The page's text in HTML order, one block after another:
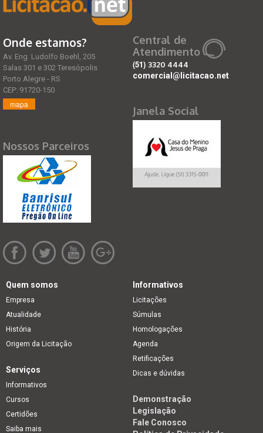
Onde estamos?
Av. Eng. Ludolfo Boehl, 205
Salas 301 e 302 Teresópolis
Porto Alegre - RS
CEP: 91720-150
mapa
Nossos Parceiros
Central de
Atendimento
(51) 3320 4444
comercial@licitacao.net
Janela Social
Quem somos
Empresa
Atualidade
História
Origem da Licitação
Informativos
Licitações
Súmulas
Homologações
Agenda
Retificações
Dicas e dúvidas
Serviços
Informativos
Cursos
Certidões
Saiba mais
Demonstração
Legislação
Fale Conosco